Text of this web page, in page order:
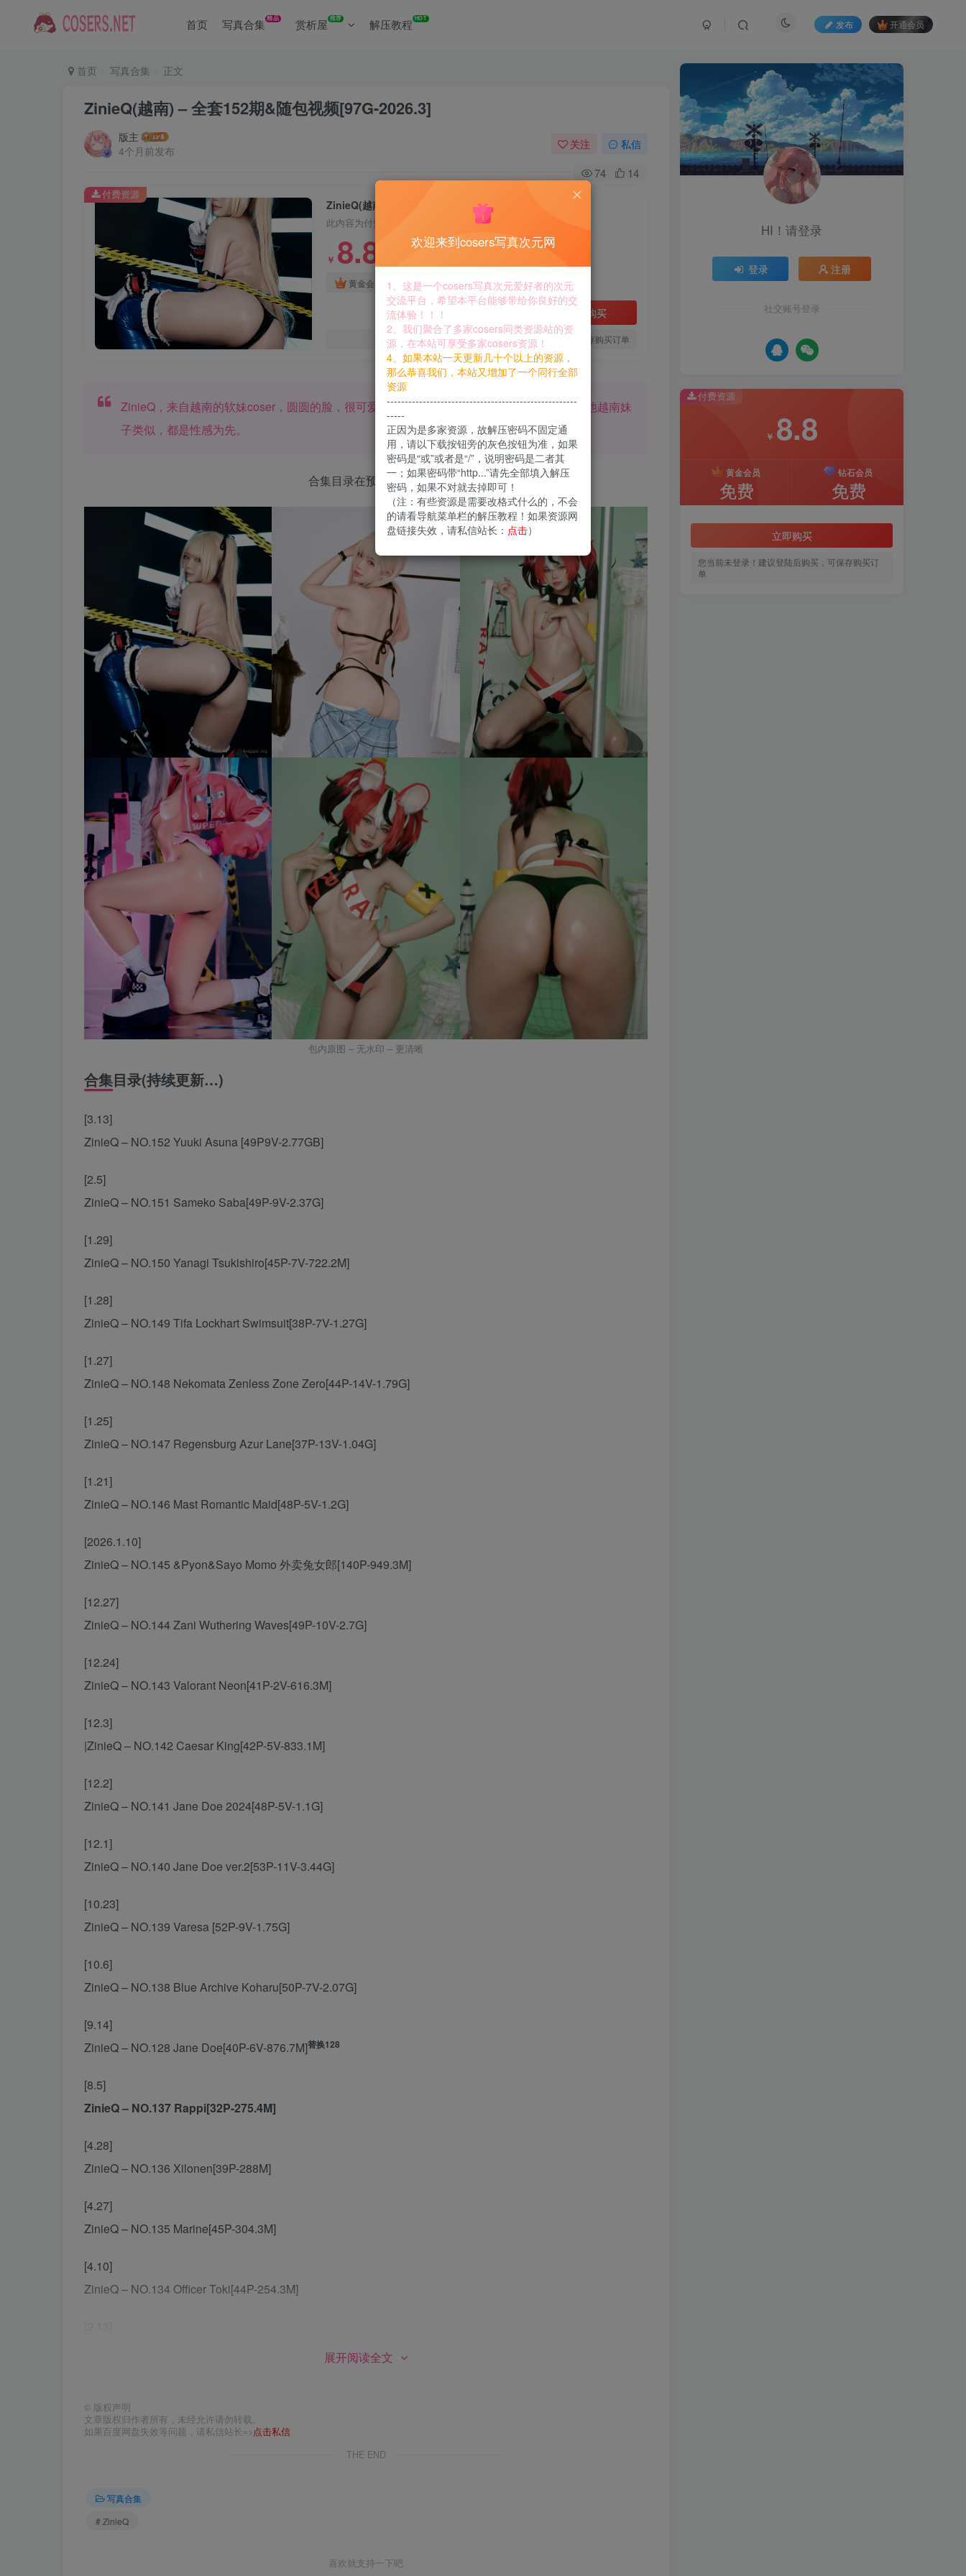
首页 写真合集 精品 赏析屋 推荐 解压教程 HOT
发布 开通会员
首页 写真合集 正文
ZinieQ(越南) – 全套152期&随包视频[97G-2026.3]
版主
4个月前发布
关注 私信
74 14
ZinieQ(越南) – 全套152期&随包视频[97G-2026.3]
此内容为付费资源，请付费后查看
￥ 8.8
黄金会员 免费 钻石会员免费
立即购买
您当前未登录！建议登陆后购买，可保存购买订单
付费资源
ZinieQ，来自越南的软妹coser，圆圆的脸，很可爱，特别适合演绎双马尾的角色，风格与其他越南妹
子类似，都是性感为先。
合集目录在预览图下面
包内原图 – 无水印 – 更清晰
合集目录(持续更新…)
[3.13]
ZinieQ – NO.152 Yuuki Asuna [49P9V-2.77GB]
[2.5]
ZinieQ – NO.151 Sameko Saba[49P-9V-2.37G]
[1.29]
ZinieQ – NO.150 Yanagi Tsukishiro[45P-7V-722.2M]
[1.28]
ZinieQ – NO.149 Tifa Lockhart Swimsuit[38P-7V-1.27G]
[1.27]
ZinieQ – NO.148 Nekomata Zenless Zone Zero[44P-14V-1.79G]
[1.25]
ZinieQ – NO.147 Regensburg Azur Lane[37P-13V-1.04G]
[1.21]
ZinieQ – NO.146 Mast Romantic Maid[48P-5V-1.2G]
[2026.1.10]
ZinieQ – NO.145 &Pyon&Sayo Momo 外卖兔女郎[140P-949.3M]
[12.27]
ZinieQ – NO.144 Zani Wuthering Waves[49P-10V-2.7G]
[12.24]
ZinieQ – NO.143 Valorant Neon[41P-2V-616.3M]
[12.3]
|ZinieQ – NO.142 Caesar King[42P-5V-833.1M]
[12.2]
ZinieQ – NO.141 Jane Doe 2024[48P-5V-1.1G]
[12.1]
ZinieQ – NO.140 Jane Doe ver.2[53P-11V-3.44G]
[10.23]
ZinieQ – NO.139 Varesa [52P-9V-1.75G]
[10.6]
ZinieQ – NO.138 Blue Archive Koharu[50P-7V-2.07G]
[9.14]
ZinieQ – NO.128 Jane Doe[40P-6V-876.7M]替换128
[8.5]
ZinieQ – NO.137 Rappi[32P-275.4M]
[4.28]
ZinieQ – NO.136 Xilonen[39P-288M]
[4.27]
ZinieQ – NO.135 Marine[45P-304.3M]
[4.10]
ZinieQ – NO.134 Officer Toki[44P-254.3M]
ZinieQ – NO.133 Robin – HonkaiStar Rail[45P-288.8M]
ZinieQ – NO.132 Keqing Bikini[15P-465.3M]
[1.7]
ZinieQ – NO.130 Ellen Joe[45P-300.8M]
展开阅读全文
© 版权声明
文章版权归作者所有，未经允许请勿转载。
如果百度网盘失效等问题，请私信站长=>点击私信
THE END
写真合集
# ZinieQ
喜欢就支持一下吧
HI！请登录
登录 注册
社交账号登录
付费资源
￥ 8.8
黄金会员
免费
钻石会员
免费
立即购买
您当前未登录！建议登陆后购买，可保存购买订
单
欢迎来到cosers写真次元网
1、这是一个cosers写真次元爱好者的次元
交流平台，希望本平台能够带给你良好的交
流体验！！！
2、我们聚合了多家cosers同类资源站的资
源，在本站可享受多家cosers资源！
4、如果本站一天更新几十个以上的资源，
那么恭喜我们，本站又增加了一个同行全部
资源
-----------------------------------------------------
-----
正因为是多家资源，故解压密码不固定通
用，请以下载按钮旁的灰色按钮为准，如果
密码是“或”或者是“/”，说明密码是二者其
一；如果密码带“http...”请先全部填入解压
密码，如果不对就去掉即可！
（注：有些资源是需要改格式什么的，不会
的请看导航菜单栏的解压教程！如果资源网
盘链接失效，请私信站长： 点击）